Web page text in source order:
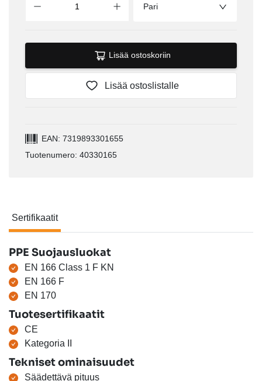
Pari
Lisää ostoskoriin
Lisää ostoslistalle
EAN: 7319893301655
Tuotenumero: 40330165
Sertifikaatit
Sertifikaatit
PPE Suojausluokat
EN 166 Class 1 F KN
EN 166 F
EN 170
Tuotesertifikaatit
CE
Kategoria II
Tekniset ominaisuudet
Säädettävä pituus